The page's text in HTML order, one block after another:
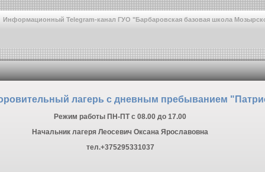
Информационный Telegram-канал ГУО "Барбаровская базовая школа
лагерь с дневным пребыванием
Режим работы ПН-ПТ с 08.00 до 17.00
Начальник лагеря Леосевич Оксана Ярославовна
тел.+375295331037